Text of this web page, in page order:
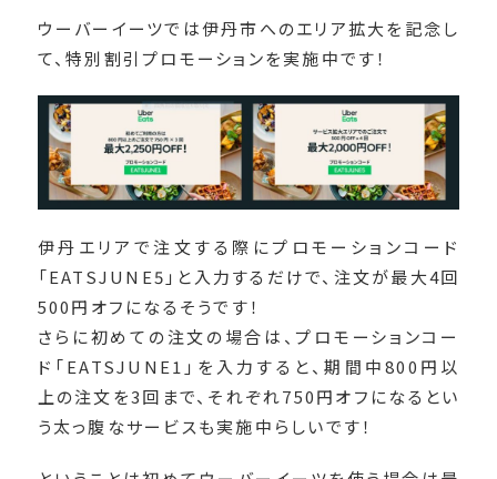
ウーバーイーツでは伊丹市へのエリア拡大を記念し
て、特別割引プロモーションを実施中です！
伊丹エリアで注文する際にプロモーションコード
「EATSJUNE5」と入力するだけで、注文が最大4回
500円オフになるそうです！
さらに初めての注文の場合は、プロモーションコー
ド「EATSJUNE1」を入力すると、期間中800円以
上の注文を3回まで、それぞれ750円オフになるとい
う太っ腹なサービスも実施中らしいです！